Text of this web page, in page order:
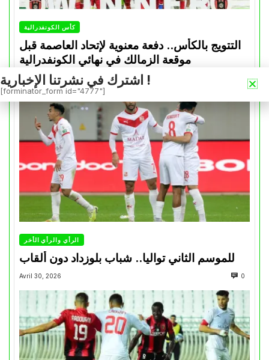
كأس الكونفدرالية
التتويج بالكأس.. دفعة معنوية لإتحاد العاصمة قبل
موقعة الزمالك في نهائي الكونفدرالية
Avril 30, 2026
الرأي والرأي الأخر
للموسم الثاني تواليا.. شباب بلوزداد دون ألقاب
Avril 30, 2026 0
اشترك في نشرتنا الإخبارية !
[forminator_form id="4777"]